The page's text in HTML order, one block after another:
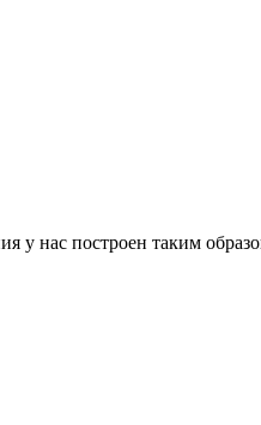
у нас построен таким